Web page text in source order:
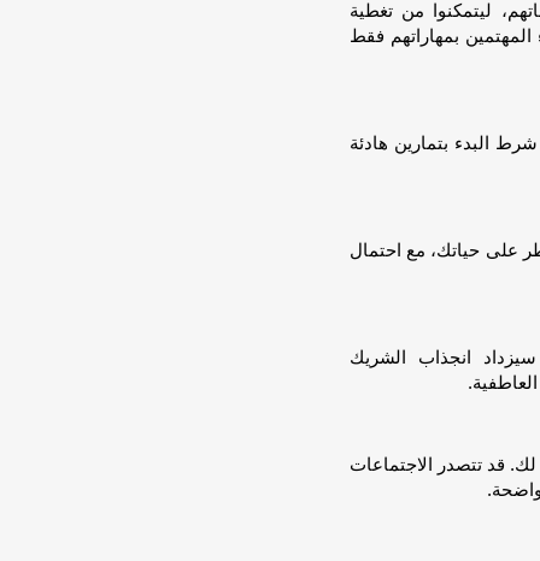
ليتمكنوا من تغطية
المهتمين بمهاراتهم فقط
البدء بتمارين هادئة
على حياتك، مع احتمال
انجذاب الشريك
قد تتصدر الاجتماعات